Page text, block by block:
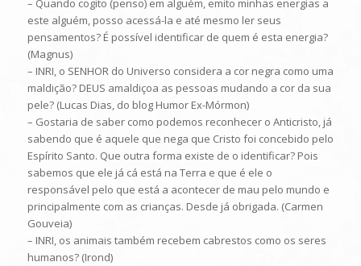
– Quando cogito (penso) em alguém, emito minhas energias a
este alguém, posso acessá-la e até mesmo ler seus
pensamentos? É possível identificar de quem é esta energia?
(Magnus)
– INRI, o SENHOR do Universo considera a cor negra como uma
maldição? DEUS amaldiçoa as pessoas mudando a cor da sua
pele? (Lucas Dias, do blog Humor Ex-Mórmon)
– Gostaria de saber como podemos reconhecer o Anticristo, já
sabendo que é aquele que nega que Cristo foi concebido pelo
Espírito Santo. Que outra forma existe de o identificar? Pois
sabemos que ele já cá está na Terra e que é ele o
responsável pelo que está a acontecer de mau pelo mundo e
principalmente com as crianças. Desde já obrigada. (Carmen
Gouveia)
– INRI, os animais também recebem cabrestos como os seres
humanos? (Irond)